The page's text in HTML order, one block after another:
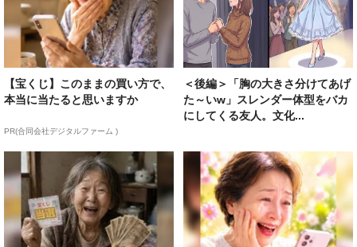
【宝くじ】このままの買い方で、
本当に当たると思いますか
PR(合同会社デジタルファーム )
＜後編＞「胸の大きさ分けてあげ
た～いw」スレンダー体型をバカ
にしてくる友人。文化...